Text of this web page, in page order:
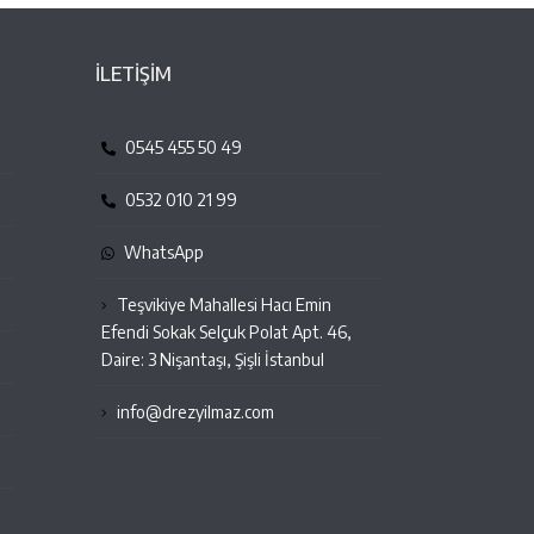
İLETİŞİM
0545 455 50 49
0532 010 21 99
WhatsApp
Teşvikiye Mahallesi Hacı Emin
Efendi Sokak Selçuk Polat Apt. 46,
Daire: 3 Nişantaşı, Şişli İstanbul
info@drezyilmaz.com